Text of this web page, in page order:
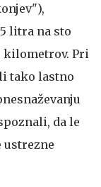
litra na sto
Pri
tako lastno
da le